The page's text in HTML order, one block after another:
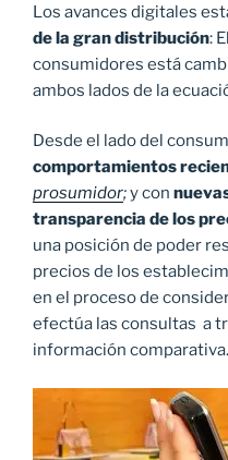
Los avances digitales
de la gran distribución:
consumidores está
ambos lados de la
Desde el lado del
comportamientos
prosumidor;y con
transparencia de los
una posición de poder
precios de los
en el proceso de
efectúa las consultas a
información comparativa.